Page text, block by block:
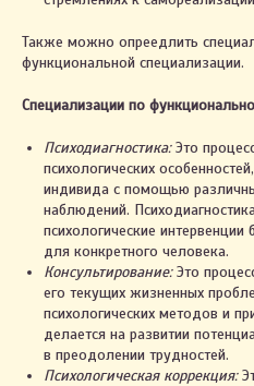
Также можно опреедлить
функциональной специализации.
Специализации по
Психодиагностика:Это
психологических
индивида с помощью
наблюдений.
психологические
для конкретного человека.
Консультирование:Это
его текущих жизненных
психологических методов и
делается на развитии
в преодолении трудностей.
Психологическая коррекция: